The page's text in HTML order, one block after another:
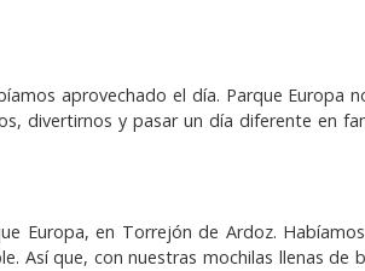
aprovechado el día. Parque
divertirnos y pasar un día diferente en
Europa, en Torrejón de Ardoz.
Así que, con nuestras mochilas llenas